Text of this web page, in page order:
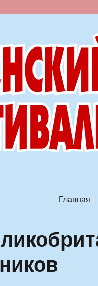
Главная